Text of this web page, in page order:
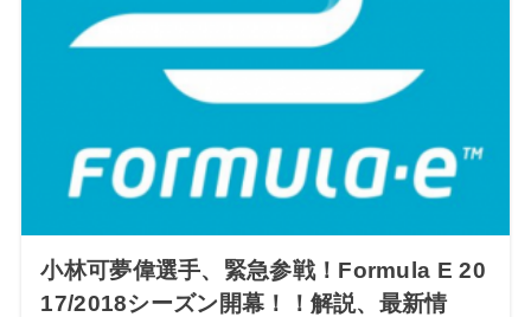
小林可夢偉選手、緊急参戦！Formula E 20
17/2018シーズン開幕！！解説、最新情